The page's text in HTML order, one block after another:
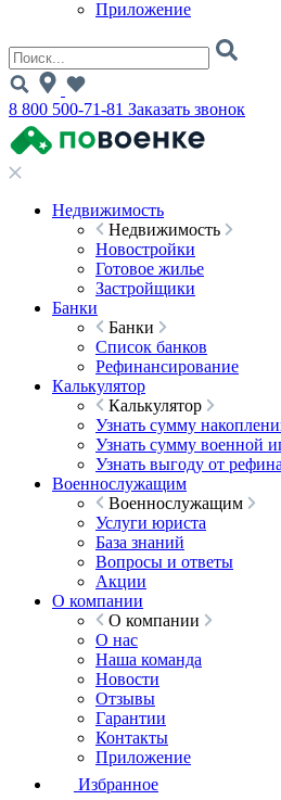
Приложение
8 800 500-71-81 Заказать звонок
Недвижимость
Недвижимость
Новостройки
Готовое жилье
Застройщики
Банки
Банки
Список банков
Рефинансирование
Калькулятор
Калькулятор
Узнать сумму
Узнать сумму военной
Узнать выгоду от
Военнослужащим
Военнослужащим
Услуги юриста
База знаний
Вопросы и ответы
Акции
О компании
О компании
О нас
Наша команда
Новости
Отзывы
Гарантии
Контакты
Приложение
Избранное